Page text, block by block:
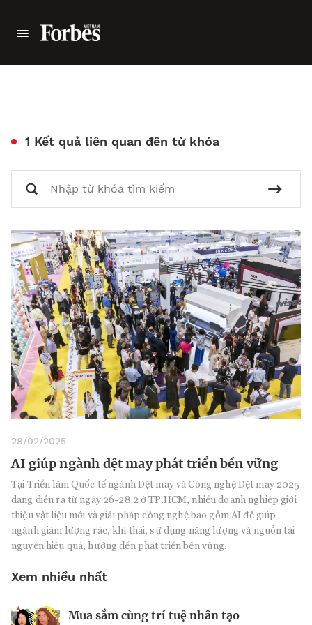
1 Kết quả liên quan đên từ khóa
28/02/2025
AI giúp ngành dệt may phát triển bền vững
Tại Triển lãm Quốc tế ngành Dệt may và Công nghệ Dệt may 2025
đang diễn ra từ ngày 26-28.2 ở TP.HCM, nhiều doanh nghiệp giới
thiệu vật liệu mới và giải pháp công nghệ bao gồm AI để giúp
ngành giảm lượng rác, khí thải, sử dụng năng lượng và nguồn tài
nguyên hiệu quả, hướng đến phát triển bền vững.
Xem nhiều nhất
Mua sắm cùng trí tuệ nhân tạo
Nhà sáng lập 25 tuổi và tham vọng lật
Kiểm soát bất ổn và bảo vệ sức khỏe